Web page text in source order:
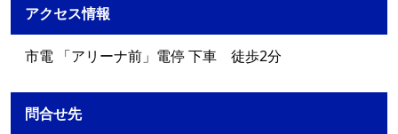
アクセス情報
市電 「アリーナ前」電停 下車 徒歩2分
問合せ先